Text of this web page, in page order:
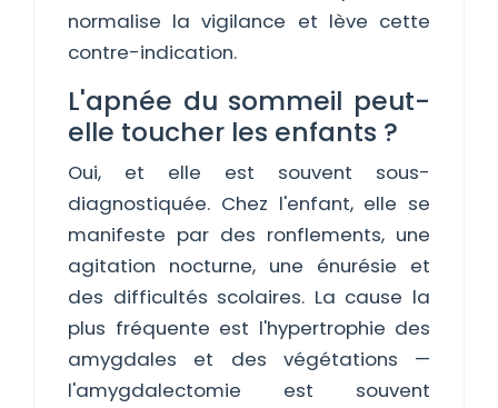
normalise la vigilance et lève cette
contre-indication.
L'apnée du sommeil peut-
elle toucher les enfants ?
Oui, et elle est souvent sous-
diagnostiquée. Chez l'enfant, elle se
manifeste par des ronflements, une
agitation nocturne, une énurésie et
des difficultés scolaires. La cause la
plus fréquente est l'hypertrophie des
amygdales et des végétations —
l'amygdalectomie est souvent